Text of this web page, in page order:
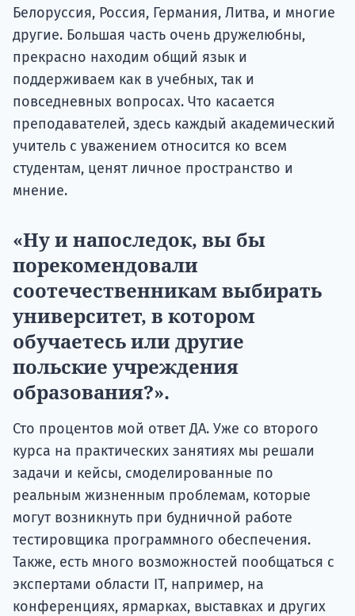
Белоруссия, Россия, Германия, Литва, и многие
другие. Большая часть очень дружелюбны,
прекрасно находим общий язык и
поддерживаем как в учебных, так и
повседневных вопросах. Что касается
преподавателей, здесь каждый академический
учитель с уважением относится ко всем
студентам, ценят личное пространство и
мнение.
«Ну и напоследок, вы бы
порекомендовали
соотечественникам выбирать
университет, в котором
обучаетесь или другие
польские учреждения
образования?».
Сто процентов мой ответ ДА. Уже со второго
курса на практических занятиях мы решали
задачи и кейсы, смоделированные по
реальным жизненным проблемам, которые
могут возникнуть при будничной работе
тестировщика программного обеспечения.
Также, есть много возможностей пообщаться с
экспертами области IT, например, на
конференциях, ярмарках, выставках и других